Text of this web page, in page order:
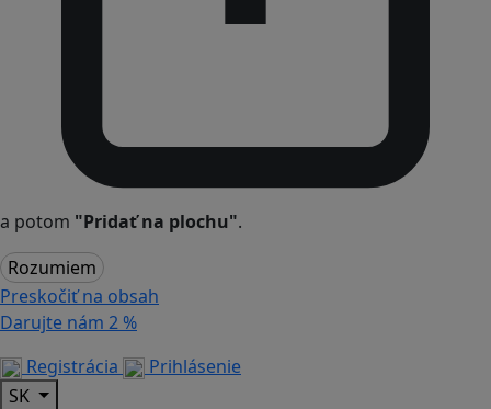
a potom "Pridať na plochu".
Rozumiem
Preskočiť na obsah
Darujte nám 2 %
Registrácia
Prihlásenie
SK